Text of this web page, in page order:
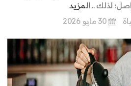
لذلك .. المزيد